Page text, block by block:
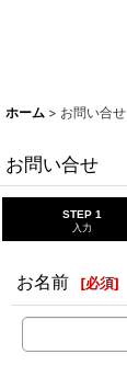
ホーム > お問い合せ
お問い合せ
STEP 1
入力
お名前 [必須]